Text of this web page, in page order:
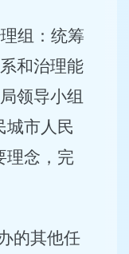
组：统筹
和治理能
领导小组
城市人民
理念，完
的其他任